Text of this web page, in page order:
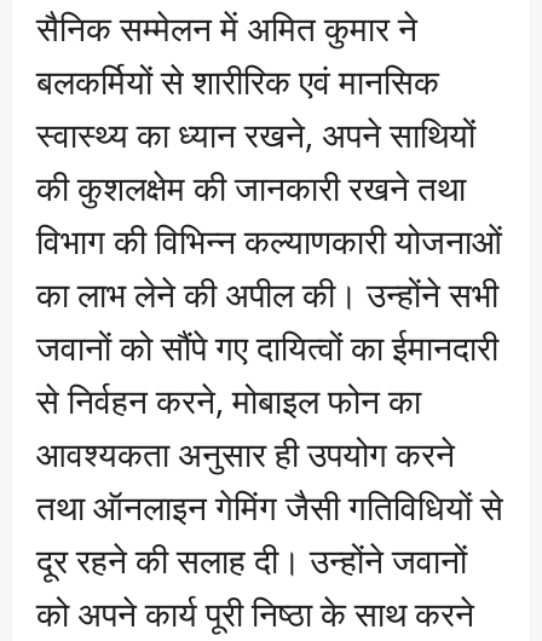
सैनिक सम्मेलन में अमित कुमार ने
बलकर्मियों से शारीरिक एवं मानसिक
स्वास्थ्य का ध्यान रखने, अपने साथियों
की कुशलक्षेम की जानकारी रखने तथा
विभाग की विभिन्न कल्याणकारी योजनाओं
का लाभ लेने की अपील की। उन्होंने सभी
जवानों को सौंपे गए दायित्वों का ईमानदारी
से निर्वहन करने, मोबाइल फोन का
आवश्यकता अनुसार ही उपयोग करने
तथा ऑनलाइन गेमिंग जैसी गतिविधियों से
दूर रहने की सलाह दी। उन्होंने जवानों
को अपने कार्य पूरी निष्ठा के साथ करने